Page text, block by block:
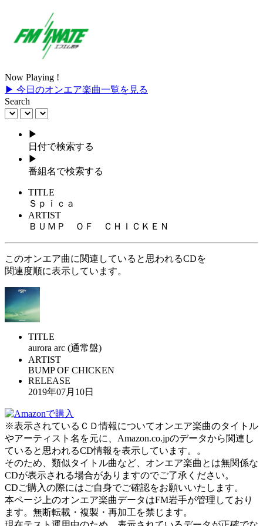
Now Playing !
▶ 今日のオンエア楽曲一覧を見る
Search
▶
日付で検索する
▶
番組名で検索する
TITLE
Ｓｐｉｃａ
ARTIST
ＢＵＭＰ ＯＦ ＣＨＩＣＫＥＮ
このオンエア曲に関連していると思われるCDを
関連度順に表示しています。
TITLE
aurora arc (通常盤)
ARTIST
BUMP OF CHICKEN
RELEASE
2019年07月10日
※表示されているＣＤ情報についてオンエア楽曲のタイトル
やアーティスト名を元に、Amazon.co.jpのデータから関連し
ていると思われるCD情報を表示しています。。
そのため、類似タイトル曲など、オンエア楽曲とは無関係な
CDが表示される場合がありますのでご了承ください。
CDご購入の際にはご自身でご確認をお願いいたします。
本ページ上のオンエア楽曲データはFM岩手が管理しており
ます。無断転載・複製・再加工を禁じます。